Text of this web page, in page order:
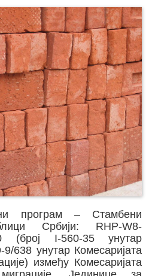
програм – Стамбени
Србији: RHP-W8-
(број I-560-35 унутар
638 унутар Комесаријата
између Комесаријата